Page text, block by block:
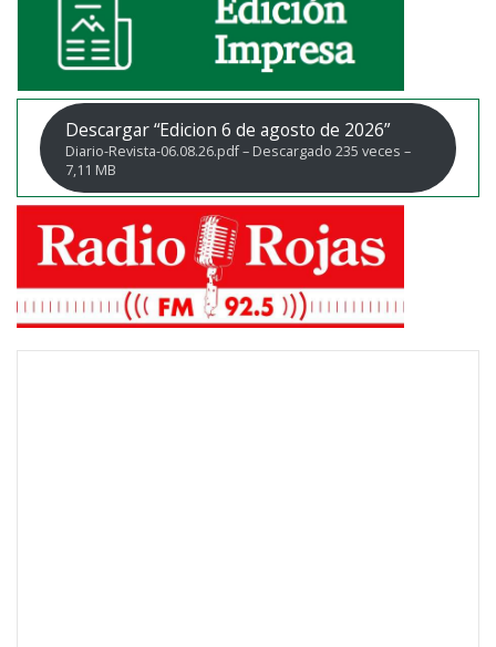
Descargar “Edicion 6 de agosto de 2026”
Diario-Revista-06.08.26.pdf – Descargado 235 veces –
7,11 MB